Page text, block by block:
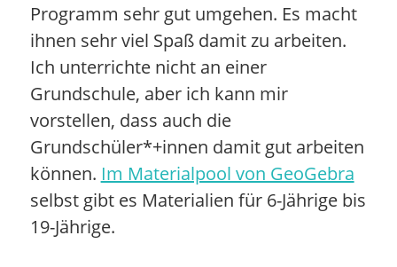
Programm sehr gut umgehen. Es macht
ihnen sehr viel Spaß damit zu arbeiten.
Ich unterrichte nicht an einer
Grundschule, aber ich kann mir
vorstellen, dass auch die
Grundschüler*+innen damit gut arbeiten
können. Im Materialpool von GeoGebra
selbst gibt es Materialien für 6-Jährige bis
19-Jährige.